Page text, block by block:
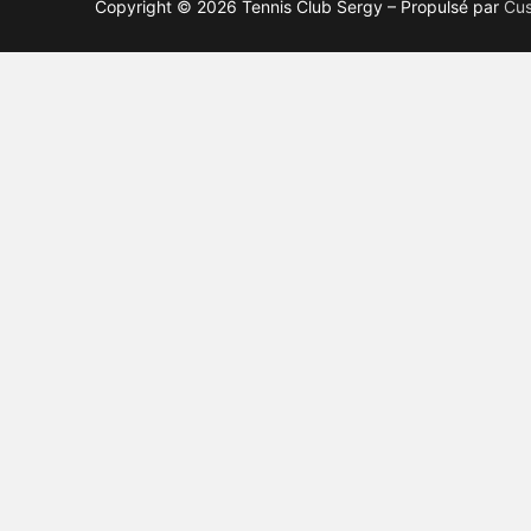
Copyright © 2026 Tennis Club Sergy – Propulsé par